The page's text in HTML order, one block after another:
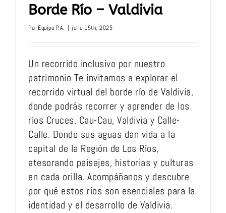
Borde Río – Valdivia
Por Equipo P.A. | julio 15th, 2025
Un recorrido inclusivo por nuestro
patrimonio Te invitamos a explorar el
recorrido virtual del borde río de Valdivia,
donde podrás recorrer y aprender de los
ríos Cruces, Cau-Cau, Valdivia y Calle-
Calle. Donde sus aguas dan vida a la
capital de la Región de Los Ríos,
atesorando paisajes, historias y culturas
en cada orilla. Acompáñanos y descubre
por qué estos ríos son esenciales para la
identidad y el desarrollo de Valdivia.